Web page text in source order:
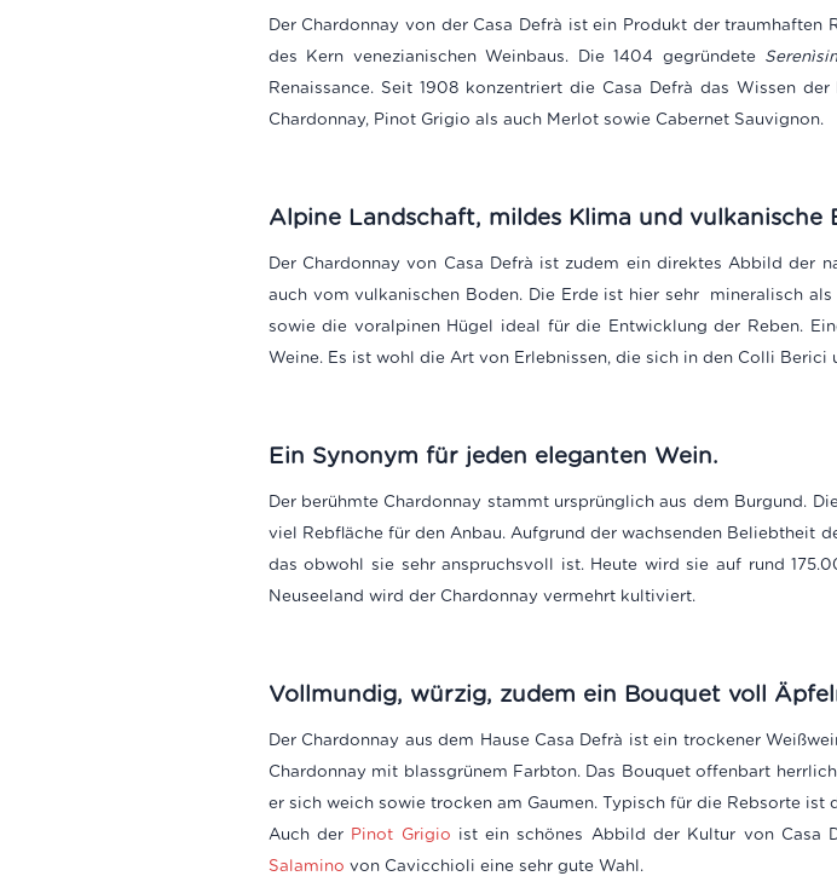
Der Chardonnay von der Casa Defrà ist ein Produkt der
des Kern venezianischen Weinbaus. Die 1404 gegründete
Renaissance. Seit 1908 konzentriert die Casa Defrà das Wissen
Chardonnay, Pinot Grigio als auch Merlot sowie Cabernet Sauvignon.
Alpine Landschaft, mildes Klima und vulkanische
Der Chardonnay von Casa Defrà ist zudem ein direktes Abbild der
auch vom vulkanischen Boden. Die Erde ist hier sehr mineralisch
sowie die voralpinen Hügel ideal für die Entwicklung der Reben.
Weine. Es ist wohl die Art von Erlebnissen, die sich in den Colli Berici
Ein Synonym für jeden eleganten Wein.
Der berühmte Chardonnay stammt ursprünglich aus dem Burgund.
viel Rebfläche für den Anbau. Aufgrund der wachsenden Beliebtheit
das obwohl sie sehr anspruchsvoll ist. Heute wird sie auf rund
Neuseeland wird der Chardonnay vermehrt kultiviert.
Vollmundig, würzig, zudem ein Bouquet voll
Der Chardonnay aus dem Hause Casa Defrà ist ein trockener
Chardonnay mit blassgrünem Farbton. Das Bouquet offenbart
er sich weich sowie trocken am Gaumen. Typisch für die Rebsorte
Auch der Pinot Grigio ist ein schönes Abbild der Kultur von Casa
Salamino von Cavicchioli eine sehr gute Wahl.